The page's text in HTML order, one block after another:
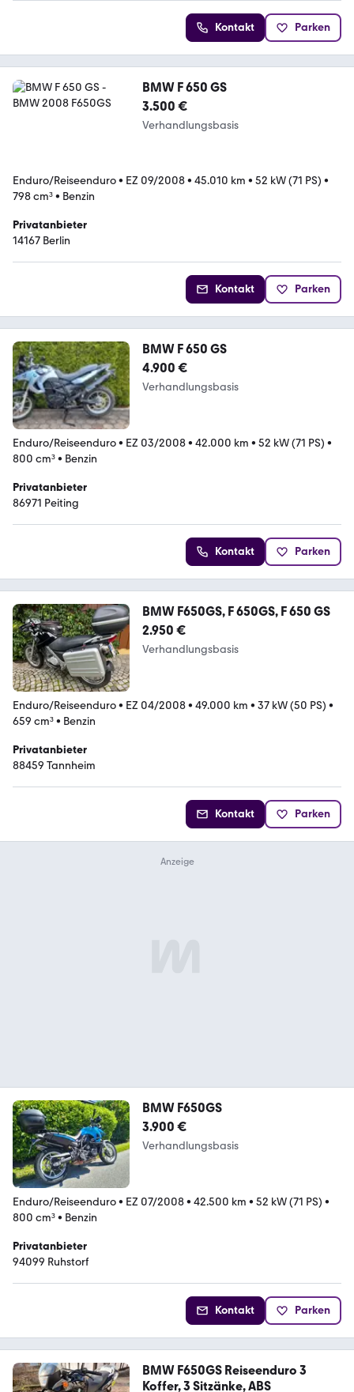
Kontakt Parken
BMW F 650 GS
3.500 €
Verhandlungsbasis
Enduro/Reiseenduro• EZ 09/2008• 45.010 km • 52 kW (71 PS) •
798 cm³• Benzin
Privatanbieter
14167 Berlin
Kontakt Parken
BMW F 650 GS
4.900 €
Verhandlungsbasis
Enduro/Reiseenduro• EZ 03/2008• 42.000 km • 52 kW (71 PS) •
800 cm³• Benzin
Privatanbieter
86971 Peiting
Kontakt Parken
BMW F650GS, F 650GS, F 650 GS
2.950 €
Verhandlungsbasis
Enduro/Reiseenduro• EZ 04/2008• 49.000 km • 37 kW (50 PS) •
659 cm³• Benzin
Privatanbieter
88459 Tannheim
Kontakt Parken
BMW F650GS
3.900 €
Verhandlungsbasis
Enduro/Reiseenduro• EZ 07/2008• 42.500 km • 52 kW (71 PS) •
800 cm³• Benzin
Privatanbieter
94099 Ruhstorf
Kontakt Parken
BMW F650GS Reiseenduro 3
Koffer, 3 Sitzänke, ABS